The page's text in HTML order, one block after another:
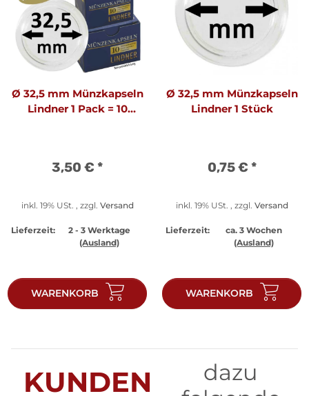
Ø 32,5 mm Münzkapseln
Lindner 1 Pack = 10
3,50 € *
inkl. 19% USt. , zzgl. Versand
Lieferzeit:
2 - 3 Werktage
(Ausland)
WARENKORB
Ø 32,5 mm Münzkapseln
Lindner 1 Stück
0,75 € *
inkl. 19% USt. , zzgl. Versand
Lieferzeit:
ca. 3 Wochen
(Ausland)
WARENKORB
KUNDEN
dazu